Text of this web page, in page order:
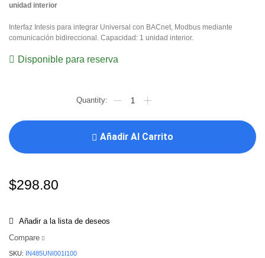
unidad interior
Interfaz Intesis para integrar Universal con BACnet, Modbus mediante
comunicación bidireccional. Capacidad: 1 unidad interior.
Disponible para reserva
Añadir Al Carrito
$298.80
Añadir a la lista de deseos
Compare
SKU: IN485UNI001I100